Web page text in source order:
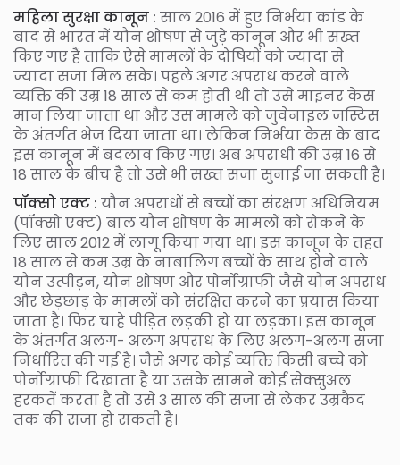
महिला सुरक्षा कानून : साल 2016 में हुए निर्भया कांड के
बाद से भारत में यौन शोषण से जुड़े कानून और भी सख्त
किए गए हैं ताकि ऐसे मामलों के दोषियों को ज्यादा से
ज्यादा सजा मिल सके। पहले अगर अपराध करने वाले
व्यक्ति की उम्र 18 साल से कम होती थी तो उसे माइनर केस
मान लिया जाता था और उस मामले को जुवेनाइल जस्टिस
के अंतर्गत भेज दिया जाता था। लेकिन निर्भया केस के बाद
इस कानून में बदलाव किए गए। अब अपराधी की उम्र 16 से
18 साल के बीच है तो उसे भी सख्त सजा सुनाई जा सकती है।
पॉक्सो एक्ट : यौन अपराधों से बच्चों का संरक्षण अधिनियम
(पॉक्सो एक्ट) बाल यौन शोषण के मामलों को रोकने के
लिए साल 2012 में लागू किया गया था। इस कानून के तहत
18 साल से कम उम्र के नाबालिग बच्चों के साथ होने वाले
यौन उत्पीड़न, यौन शोषण और पोर्नोग्राफी जैसे यौन अपराध
और छेड़छाड़ के मामलों को संरक्षित करने का प्रयास किया
जाता है। फिर चाहे पीड़ित लड़की हो या लड़का। इस कानून
के अंतर्गत अलग- अलग अपराध के लिए अलग-अलग सजा
निर्धारित की गई है। जैसे अगर कोई व्यक्ति किसी बच्चे को
पोर्नोग्राफी दिखाता है या उसके सामने कोई सेक्सुअल
हरकतें करता है तो उसे 3 साल की सजा से लेकर उम्रकैद
तक की सजा हो सकती है।